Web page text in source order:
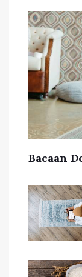
Bacaan